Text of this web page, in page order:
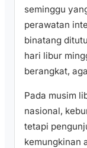
seminggu
perawatan
binatang
hari libur
berangkat,
Pada musim
nasional,
tetapi
kemungkinan